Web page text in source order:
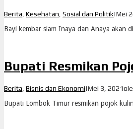
Berita, Kesehatan, Sosial dan Politik|Mei
Bayi kembar siam Inaya dan Anaya akan
Bupati Resmikan
Berita Bisnis dan Ekonomi|Mei 3, 2021
Bupati Lombok Timur resmikan pojok